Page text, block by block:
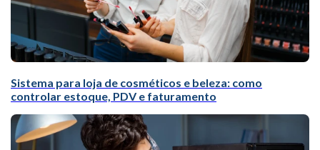
Sistema para loja de cosméticos e beleza: como
controlar estoque, PDV e faturamento